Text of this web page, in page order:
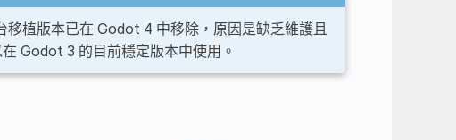
植版本已在 Godot 4 中移除，原因是缺乏維護且
Godot 3 的目前穩定版本中使用。